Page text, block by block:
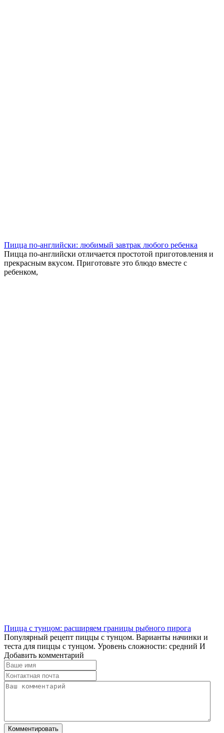
Пицца по-английски: любимый завтрак любого ребенка
Пицца по-английски отличается простотой приготовления и
прекрасным вкусом. Приготовьте это блюдо вместе с
ребенком,
Пицца с тунцом: расширяем границы рыбного пирога
Популярный рецепт пиццы с тунцом. Варианты начинки и
теста для пиццы с тунцом. Уровень сложности: средний И
Добавить комментарий